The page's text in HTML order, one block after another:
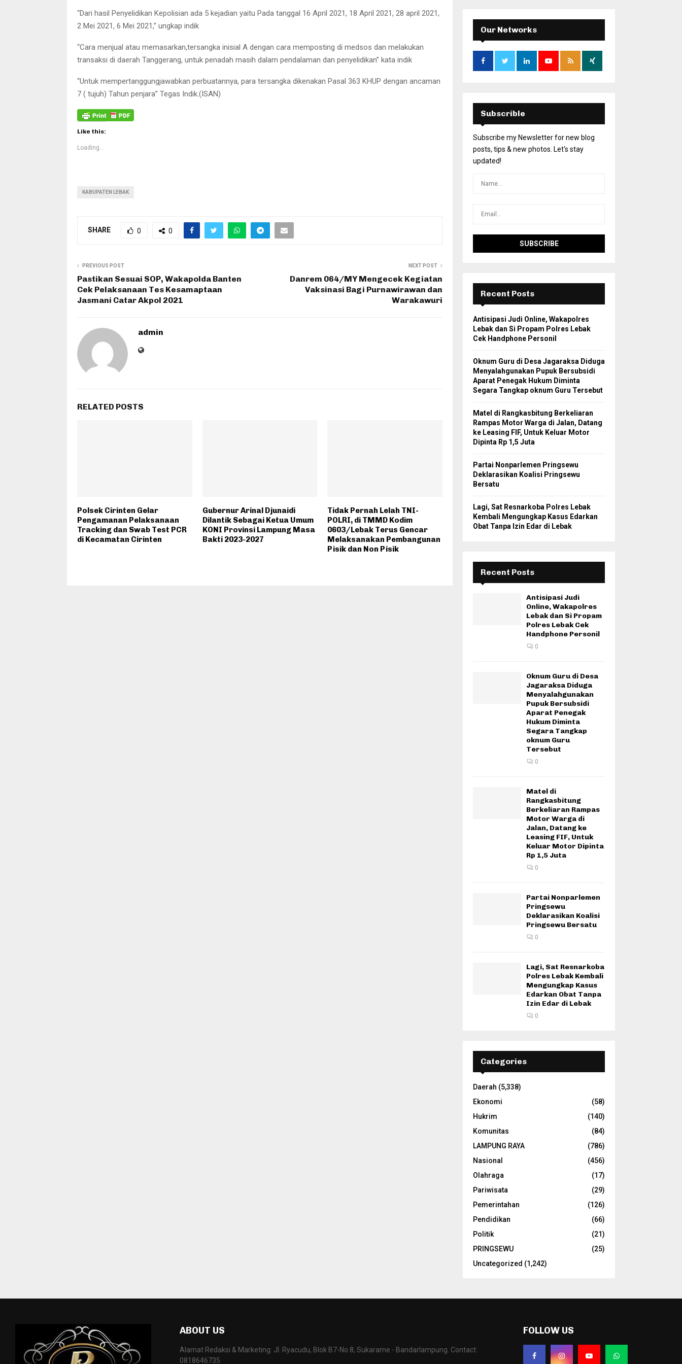
“Dari hasil Penyelidikan Kepolisian ada 5 kejadian yaitu Pada tanggal 16 April 2021, 18 April 2021, 28 april 2021,
2 Mei 2021, 6 Mei 2021,” ungkap indik
“Cara menjual atau memasarkan,tersangka inisial A dengan cara memposting di medsos dan melakukan
transaksi di daerah Tanggerang, untuk penadah masih dalam pendalaman dan penyelidikan” kata indik
“Untuk mempertanggungjawabkan perbuatannya, para tersangka dikenakan Pasal 363 KHUP dengan ancaman
7 ( tujuh) Tahun penjara” Tegas Indik.(ISAN)
Like this:
Loading...
KABUPATEN LEBAK
SHARE 0 0
PREVIOUS POST
Pastikan Sesuai SOP, Wakapolda Banten
Cek Pelaksanaan Tes Kesamaptaan
Jasmani Catar Akpol 2021
NEXT POST
Danrem 064/MY Mengecek Kegiatan
Vaksinasi Bagi Purnawirawan dan
Warakawuri
admin
RELATED POSTS
Polsek Cirinten Gelar
Pengamanan Pelaksanaan
Tracking dan Swab Test PCR
di Kecamatan Cirinten
Gubernur Arinal Djunaidi
Dilantik Sebagai Ketua Umum
KONI Provinsi Lampung Masa
Bakti 2023-2027
Tidak Pernah Lelah TNI-
POLRI, di TMMD Kodim
0603/Lebak Terus Gencar
Melaksanakan Pembangunan
Pisik dan Non Pisik
Our Networks
Subscrible
Subscribe my Newsletter for new blog
posts, tips & new photos. Let's stay
updated!
Recent Posts
Antisipasi Judi Online, Wakapolres
Lebak dan Si Propam Polres Lebak
Cek Handphone Personil
Oknum Guru di Desa Jagaraksa Diduga
Menyalahgunakan Pupuk Bersubsidi
Aparat Penegak Hukum Diminta
Segara Tangkap oknum Guru Tersebut
Matel di Rangkasbitung Berkeliaran
Rampas Motor Warga di Jalan, Datang
ke Leasing FIF, Untuk Keluar Motor
Dipinta Rp 1,5 Juta
Partai Nonparlemen Pringsewu
Deklarasikan Koalisi Pringsewu
Bersatu
Lagi, Sat Resnarkoba Polres Lebak
Kembali Mengungkap Kasus Edarkan
Obat Tanpa Izin Edar di Lebak
Recent Posts
Antisipasi Judi
Online, Wakapolres
Lebak dan Si Propam
Polres Lebak Cek
Handphone Personil
0
Oknum Guru di Desa
Jagaraksa Diduga
Menyalahgunakan
Pupuk Bersubsidi
Aparat Penegak
Hukum Diminta
Segara Tangkap
oknum Guru
Tersebut
0
Matel di
Rangkasbitung
Berkeliaran Rampas
Motor Warga di
Jalan, Datang ke
Leasing FIF, Untuk
Keluar Motor Dipinta
Rp 1,5 Juta
0
Partai Nonparlemen
Pringsewu
Deklarasikan Koalisi
Pringsewu Bersatu
0
Lagi, Sat Resnarkoba
Polres Lebak Kembali
Mengungkap Kasus
Edarkan Obat Tanpa
Izin Edar di Lebak
0
Categories
Daerah (5,338)
Ekonomi
(58)
Hukrim
(140)
Komunitas
(84)
LAMPUNG RAYA
(786)
Nasional
(456)
Olahraga
(17)
Pariwisata
(29)
Pemerintahan
(126)
Pendidikan
(66)
Politik
(21)
PRINGSEWU
(25)
Uncategorized (1,242)
ABOUT US
Alamat Redaksi & Marketing: Jl. Ryacudu, Blok B7-No.8, Sukarame - Bandarlampung. Contact:
0818646735
FOLLOW US